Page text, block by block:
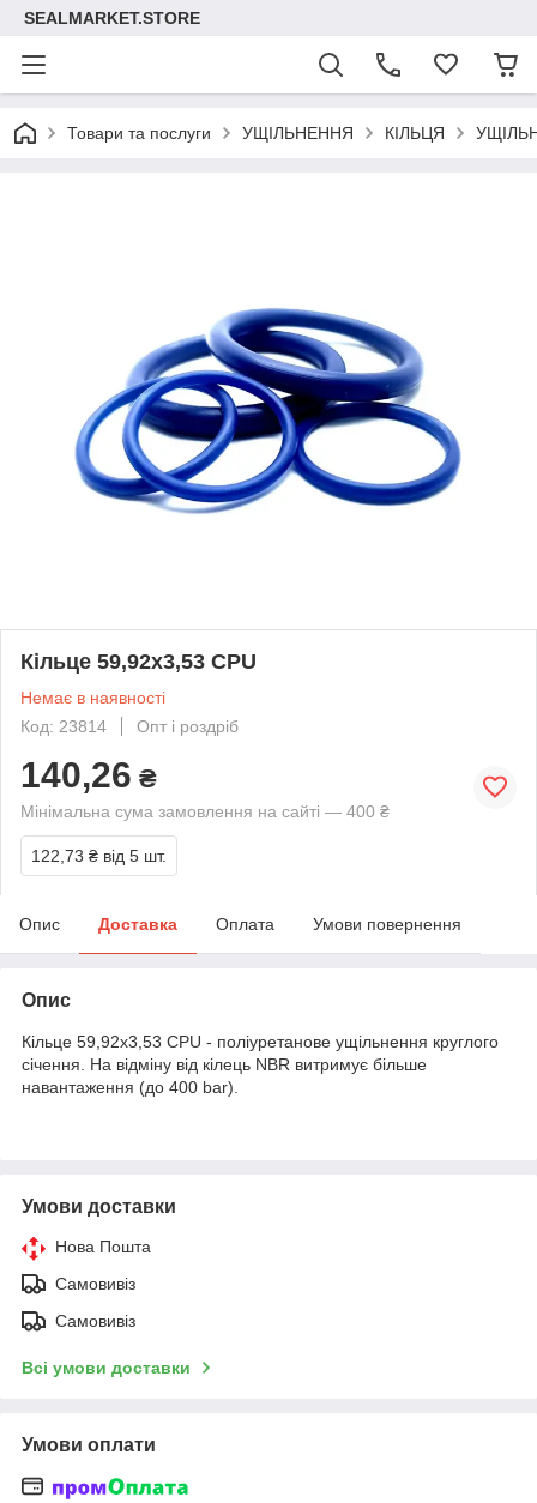
SEALMARKET.STORE
Товари та послуги УЩІЛЬНЕННЯ КІЛЬЦЯ
Кільце 59,92х3,53 CPU
Немає в наявності
Код: 23814
Опт і роздріб
140,26 ₴
Мінімальна сума замовлення на сайті — 400 ₴
122,73 ₴ від 5 шт.
Опис Доставка Оплата Умови повернення
Опис
Кільце 59,92х3,53 CPU - поліуретанове ущільнення круглого
січення. На відміну від кілець NBR витримує більше
навантаження (до 400 bar).
Умови доставки
Нова Пошта
Самовивіз
Самовивіз
Всі умови доставки
Умови оплати